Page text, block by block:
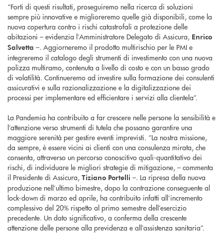
“Forti di questi risultati, proseguiremo nella ricerca di soluzioni
sempre più innovative e miglioreremo quelle già disponibili, come la
nuova copertura contro i rischi catastrofali a protezione delle
abitazioni – evidenzia l’Amministratore Delegato di Assicura, Enrico
Salvetta –. Aggiorneremo il prodotto multirischio per le PMI e
integreremo il catalogo degli strumenti di investimento con una nuova
polizza multiramo, contenuta a livello di costo e con un basso grado
di volatilità. Continueremo ad investire sulla formazione dei consulenti
assicurativi e sulla razionalizzazione e la digitalizzazione dei
processi per implementare ed efficientare i servizi alla clientela”.
La Pandemia ha contribuito a far crescere nelle persone la sensibilità e
l’attenzione verso strumenti di tutela che possano garantire una
maggiore serenità per gestire eventi imprevisti. “La nostra missione,
da sempre, è essere vicini ai clienti con una consulenza mirata, che
consenta, attraverso un percorso conoscitivo quali-quantitativo dei
rischi, di individuare le migliori strategie di mitigazione, – commenta
il Presidente di Assicura, Tiziano Portelli –. La ripresa della nuova
produzione nell’ultimo bimestre, dopo la contrazione conseguente al
lock-down di marzo ed aprile, ha contribuito infatti all’incremento
complessivo del 20% rispetto al primo semestre dell’esercizio
precedente. Un dato significativo, a conferma della crescente
attenzione delle persone alla previdenza e all’assistenza sanitaria”.